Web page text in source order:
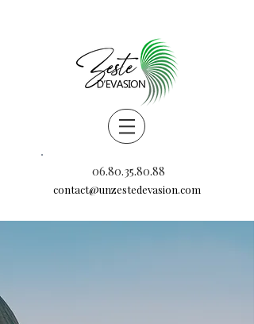
06.80.35.80.88
contact@unzestedevasion.com